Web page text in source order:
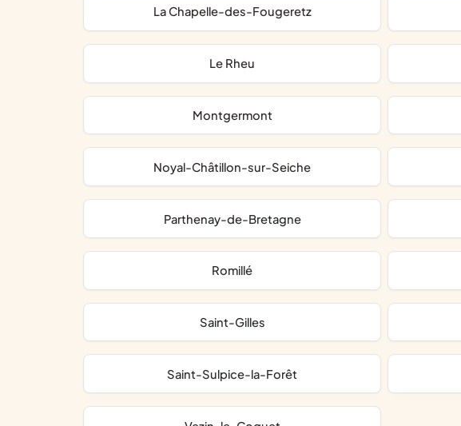
La Chapelle-des-Fougeretz
Le Rheu
Montgermont
Noyal-Châtillon-sur-Seiche
Parthenay-de-Bretagne
Romillé
Saint-Gilles
Saint-Sulpice-la-Forêt